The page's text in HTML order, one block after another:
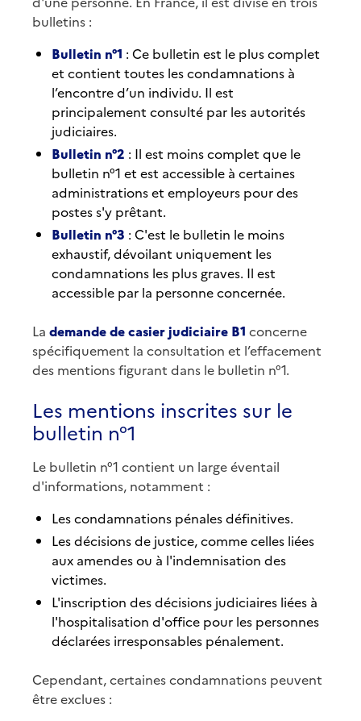
bulletins :
Bulletin n°1 : Ce bulletin est le plus complet
et contient toutes les condamnations à
l’encontre d’un individu. Il est
principalement consulté par les autorités
judiciaires.
Bulletin n°2 : Il est moins complet que le
bulletin n°1 et est accessible à certaines
administrations et employeurs pour des
postes s'y prêtant.
Bulletin n°3 : C'est le bulletin le moins
exhaustif, dévoilant uniquement les
condamnations les plus graves. Il est
accessible par la personne concernée.
La demande de casier judiciaire B1 concerne
spécifiquement la consultation et l’effacement
des mentions figurant dans le bulletin n°1.
Les mentions inscrites sur le
bulletin n°1
Le bulletin n°1 contient un large éventail
d'informations, notamment :
Les condamnations pénales définitives.
Les décisions de justice, comme celles liées
aux amendes ou à l'indemnisation des
victimes.
L'inscription des décisions judiciaires liées à
l'hospitalisation d'office pour les personnes
déclarées irresponsables pénalement.
Cependant, certaines condamnations peuvent
être exclues :